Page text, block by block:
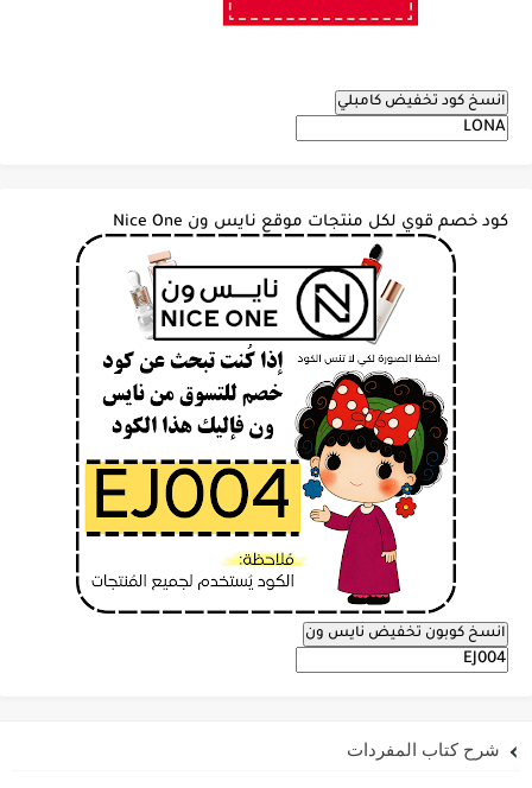
انسخ كود تخفيض كامبلي
كود خصم قوي لكل منتجات موقع نايس ون Nice One
انسخ كوبون تخفيض نايس ون
شرح كتاب المفردات